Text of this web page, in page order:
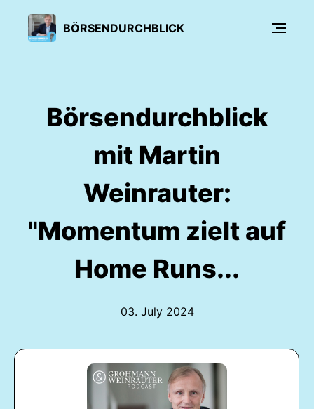
BÖRSENDURCHBLICK
Börsendurchblick
mit Martin
Weinrauter:
"Momentum zielt auf
Home Runs...
03. July 2024